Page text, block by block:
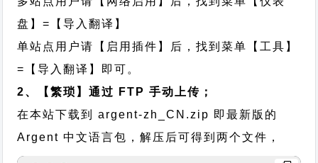
盘】=【导入翻译】
单站点用户请【启用插件】后，找到菜单【工具】
=【导入翻译】即可。
2、【繁琐】通过 FTP 手动上传；
在本站下载到argent-zh_CN.zip 即最新版的
Argent 中文语言包，解压后可得到两个文件，